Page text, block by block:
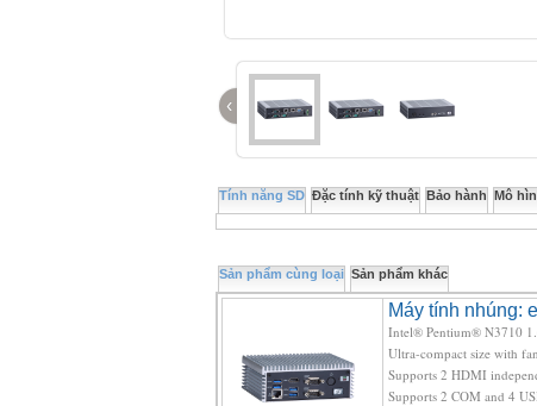
‹
Tính năng SD Đặc tính kỹ thuật Bảo hành Mô
Sản phẩm cùng loại Sản phẩm khác
Máy tính nhúng:
Intel® Pentium® N3710
Ultra-compact size with
Supports 2 HDMI
Supports 2 COM and 4